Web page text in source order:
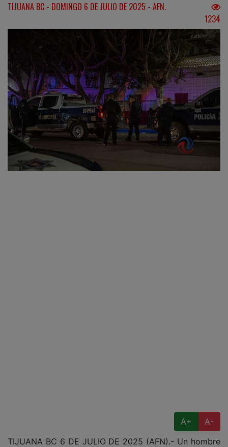
TIJUANA BC - DOMINGO 6 DE JULIO DE 2025 - AFN.
1234
A+
A-
TIJUANA BC 6 DE JULIO DE 2025 (AFN).- Un hombre